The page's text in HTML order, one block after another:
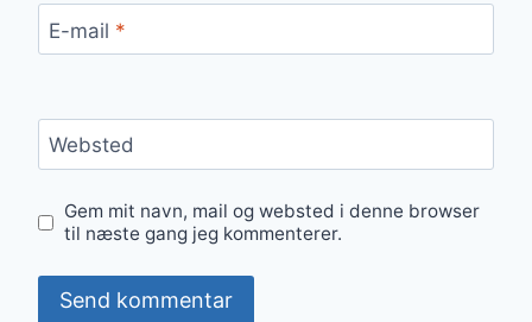
E-mail *
Websted
Gem mit navn, mail og websted i denne browser
til næste gang jeg kommenterer.